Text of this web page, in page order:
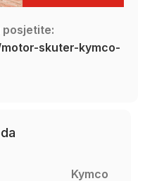
posjetite:
skuter-kymco-
Kymco